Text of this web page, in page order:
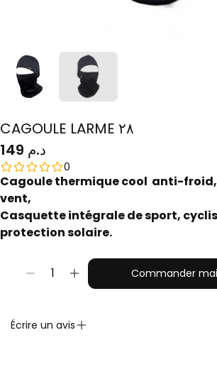
CAGOULE LARME ٢٨
149 د.م
0
Cagoule thermique cool anti-
vent,
Casquette intégrale de sport,
protection solaire.
1
Écrire un avis